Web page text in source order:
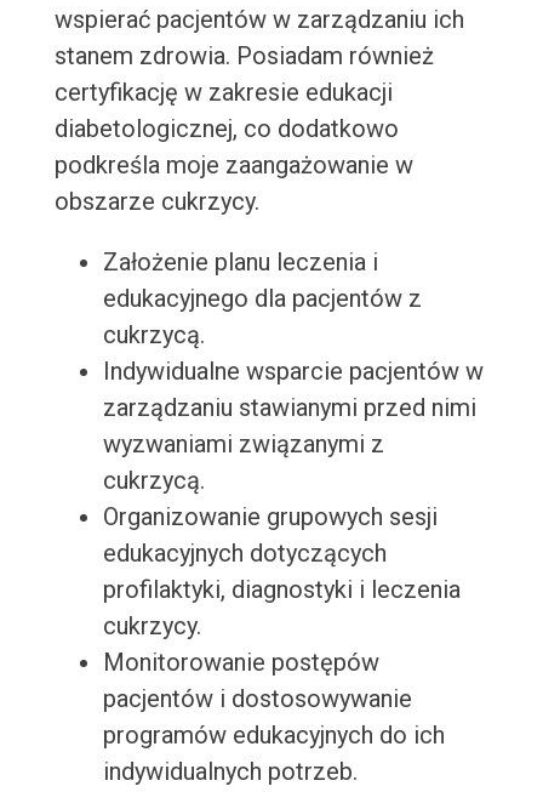
wspierać pacjentów w zarządzaniu ich
stanem zdrowia. Posiadam również
certyfikację w zakresie edukacji
diabetologicznej, co dodatkowo
podkreśla moje zaangażowanie w
obszarze cukrzycy.
Założenie planu leczenia i
edukacyjnego dla pacjentów z
cukrzycą.
Indywidualne wsparcie pacjentów w
zarządzaniu stawianymi przed nimi
wyzwaniami związanymi z
cukrzycą.
Organizowanie grupowych sesji
edukacyjnych dotyczących
profilaktyki, diagnostyki i leczenia
cukrzycy.
Monitorowanie postępów
pacjentów i dostosowywanie
programów edukacyjnych do ich
indywidualnych potrzeb.